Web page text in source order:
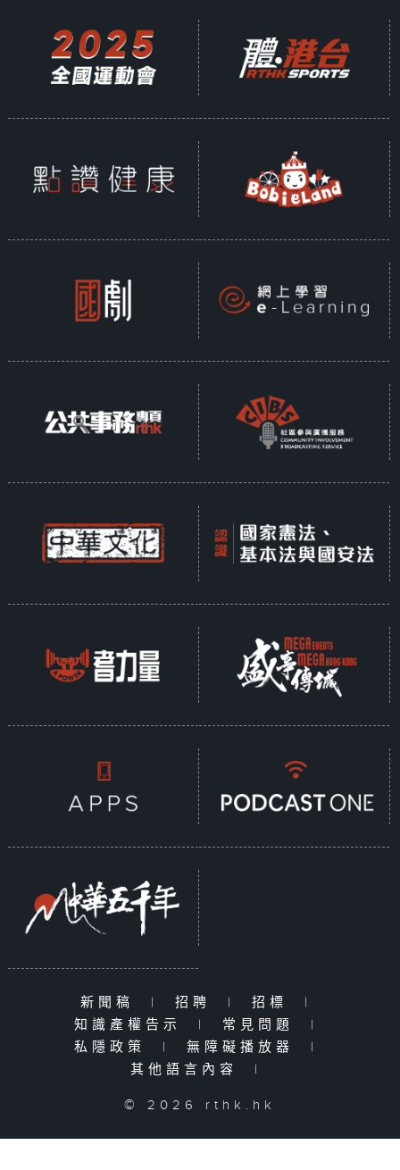
新聞稿 | 招聘 | 招標
|
知識產權告示
| 常見問題
|
私隱政策
| 無障礙播放器
|
其他語言內容
|
© 2026 rthk.hk